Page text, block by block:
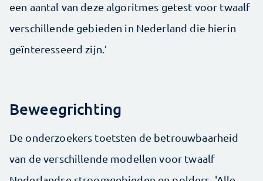
een aantal van deze algoritmes getest voor twaalf
verschillende gebieden in Nederland die hierin
geïnteresseerd zijn.’
Beweegrichting
De onderzoekers toetsten de betrouwbaarheid
van de verschillende modellen voor twaalf